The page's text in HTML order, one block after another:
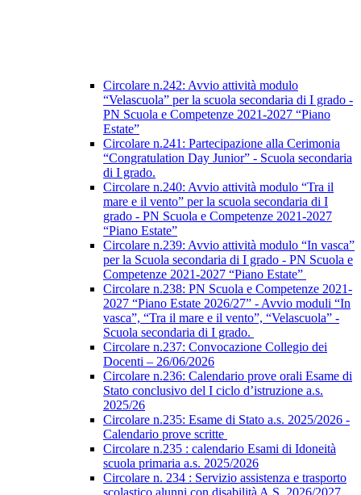
Circolare n.242: Avvio attività modulo
“Velascuola” per la scuola secondaria di I grado -
PN Scuola e Competenze 2021-2027 “Piano
Estate”
Circolare n.241: Partecipazione alla Cerimonia
“Congratulation Day Junior” - Scuola secondaria
di I grado.
Circolare n.240: Avvio attività modulo “Tra il
mare e il vento” per la scuola secondaria di I
grado - PN Scuola e Competenze 2021-2027
“Piano Estate”
Circolare n.239: Avvio attività modulo “In vasca”
per la Scuola secondaria di I grado - PN Scuola e
Competenze 2021-2027 “Piano Estate”
Circolare n.238: PN Scuola e Competenze 2021-
2027 “Piano Estate 2026/27” - Avvio moduli “In
vasca”, “Tra il mare e il vento”, “Velascuola” -
Scuola secondaria di I grado.
Circolare n.237: Convocazione Collegio dei
Docenti – 26/06/2026
Circolare n.236: Calendario prove orali Esame di
Stato conclusivo del I ciclo d’istruzione a.s.
2025/26
Circolare n.235: Esame di Stato a.s. 2025/2026 -
Calendario prove scritte
Circolare n.235 : calendario Esami di Idoneità
scuola primaria a.s. 2025/2026
Circolare n. 234 : Servizio assistenza e trasporto